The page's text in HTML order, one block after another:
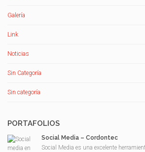
Galería
Link
Noticias
Sin Categoría
Sin categoría
PORTAFOLIOS
Social Media – Cordontec
Social Media es una excelente